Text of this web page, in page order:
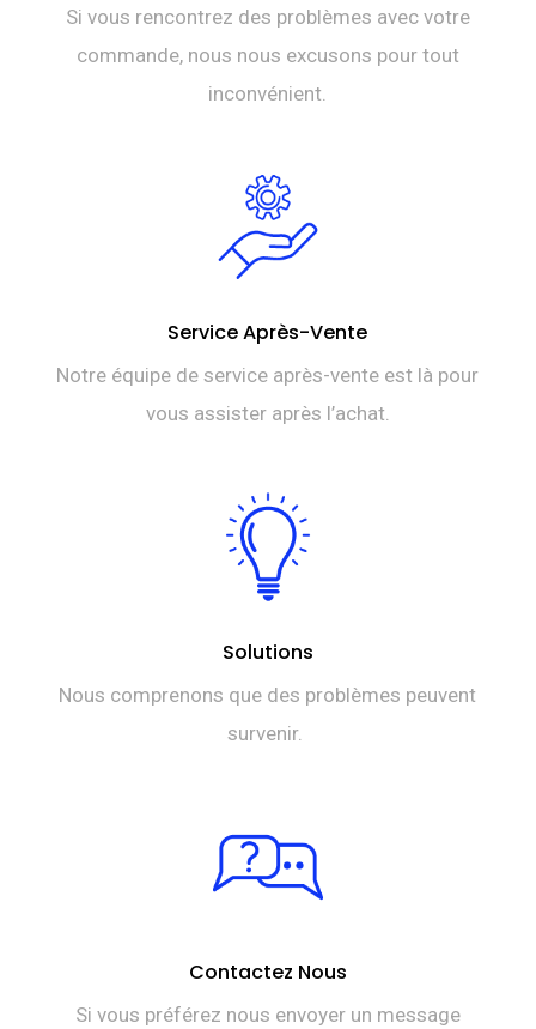
Si vous rencontrez des problèmes avec votre
commande, nous nous excusons pour tout
inconvénient.
Service Après-Vente
Notre équipe de service après-vente est là pour
vous assister après l’achat.
Solutions
Nous comprenons que des problèmes peuvent
survenir.
Contactez Nous
Si vous préférez nous envoyer un message